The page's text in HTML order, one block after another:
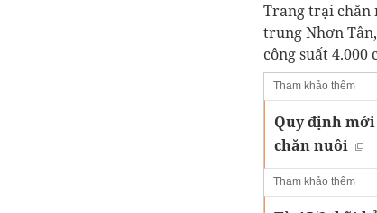
Trang trại chăn
trung Nhơn
công suất 4.000
Tham khảo thêm
Quy định
chăn nuôi
Tham khảo thêm